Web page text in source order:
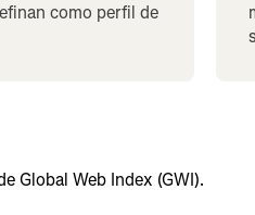
como perfil de
Global Web Index (GWI).